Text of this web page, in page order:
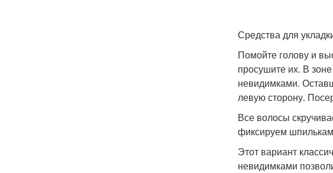
Средства для
Помойте голову и
просушите их. В
невидимками.
левую сторону.
Все волосы
фиксируем
Этот вариант
невидимками